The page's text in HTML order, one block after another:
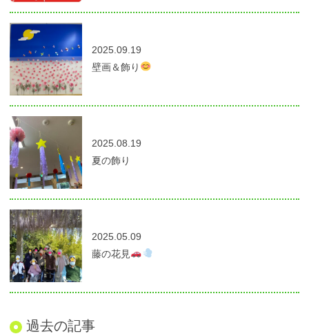
2025.09.19
壁画＆飾り
2025.08.19
夏の飾り
2025.05.09
藤の花見
過去の記事